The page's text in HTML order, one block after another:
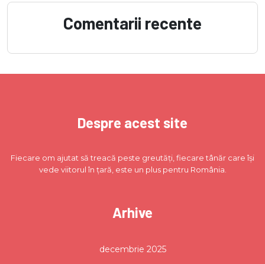
Comentarii recente
Despre acest site
Fiecare om ajutat să treacă peste greutăți, fiecare tânăr care își
vede viitorul în țară, este un plus pentru România.
Arhive
decembrie 2025